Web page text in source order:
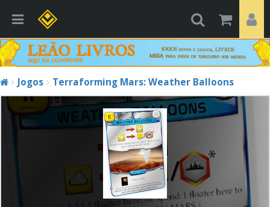
Jogos Terraforming Mars: Weather Balloons